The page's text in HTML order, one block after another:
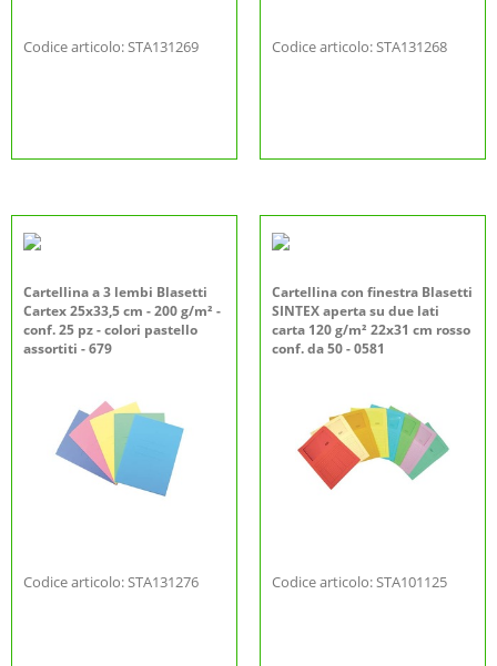
Codice articolo: STA131269 Codice articolo: STA131268
Cartellina a 3 lembi Blasetti
Cartex 25x33,5 cm - 200 g/m² -
conf. 25 pz - colori pastello
assortiti - 679
Codice articolo: STA131276
Cartellina con finestra Blasetti
SINTEX aperta su due lati
carta 120 g/m² 22x31 cm rosso
conf. da 50 - 0581
Codice articolo: STA101125